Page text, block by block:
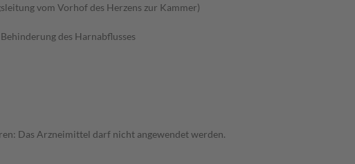
vom Vorhof des Herzens zur Kammer)
des Harnabflusses
Das Arzneimittel darf nicht angewendet werden.